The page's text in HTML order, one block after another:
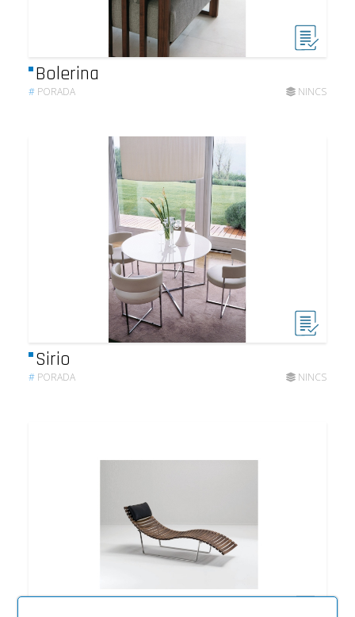
Bolerina
# PORADA NINCS
Sirio
# PORADA NINCS